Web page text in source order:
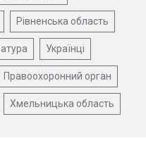
Рівненська область
Українці
Правоохоронний орган
Хмельницька область